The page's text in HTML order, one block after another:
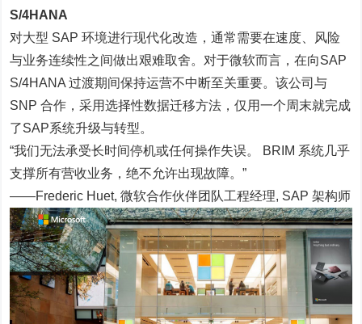
S/4HANA
对大型 SAP 环境进行现代化改造，通常需要在速度、风险
与业务连续性之间做出艰难取舍。对于微软而言，在向SAP
S/4HANA 过渡期间保持运营不中断至关重要。该公司与
SNP 合作，采用选择性数据迁移方法，仅用一个周末就完成
了SAP系统升级与转型。
“我们无法承受长时间停机或任何操作失误。 BRIM 系统几乎
支撑所有营收业务，绝不允许出现故障。”
——Frederic Huet, 微软合作伙伴团队工程经理, SAP 架构师